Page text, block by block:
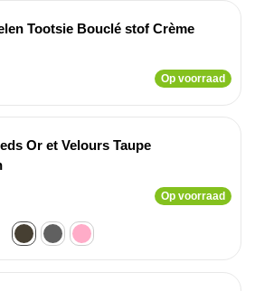
Tootsie Bouclé stof Crème
Op voorraad
Or et Velours Taupe
Op voorraad